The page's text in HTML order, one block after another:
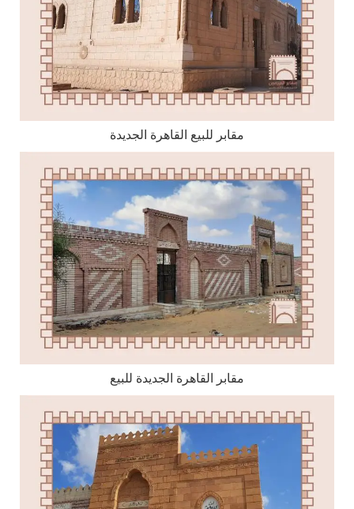
مقابر للبيع القاهرة الجديدة
مقابر القاهرة الجديدة للبيع